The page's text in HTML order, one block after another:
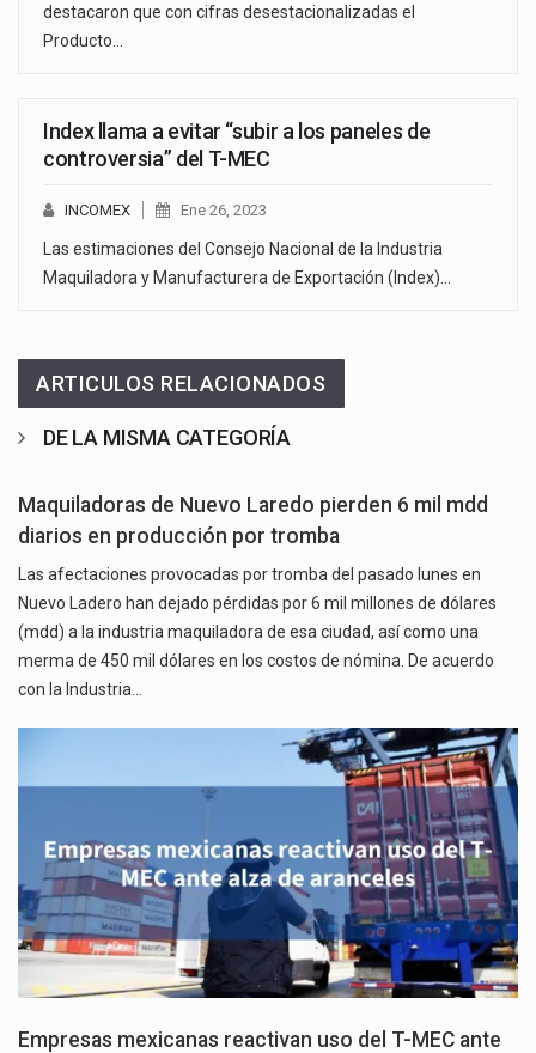
destacaron que con cifras desestacionalizadas el
Producto…
Index llama a evitar “subir a los paneles de
controversia” del T-MEC
INCOMEX Ene 26, 2023
Las estimaciones del Consejo Nacional de la Industria
Maquiladora y Manufacturera de Exportación (Index)…
ARTICULOS RELACIONADOS
DE LA MISMA CATEGORÍA
Maquiladoras de Nuevo Laredo pierden 6 mil mdd
diarios en producción por tromba
Las afectaciones provocadas por tromba del pasado lunes en
Nuevo Ladero han dejado pérdidas por 6 mil millones de dólares
(mdd) a la industria maquiladora de esa ciudad, así como una
merma de 450 mil dólares en los costos de nómina. De acuerdo
con la Industria…
Empresas mexicanas reactivan uso del T-MEC ante